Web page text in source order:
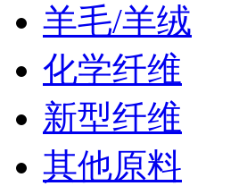
羊毛/羊绒
化学纤维
新型纤维
其他原料